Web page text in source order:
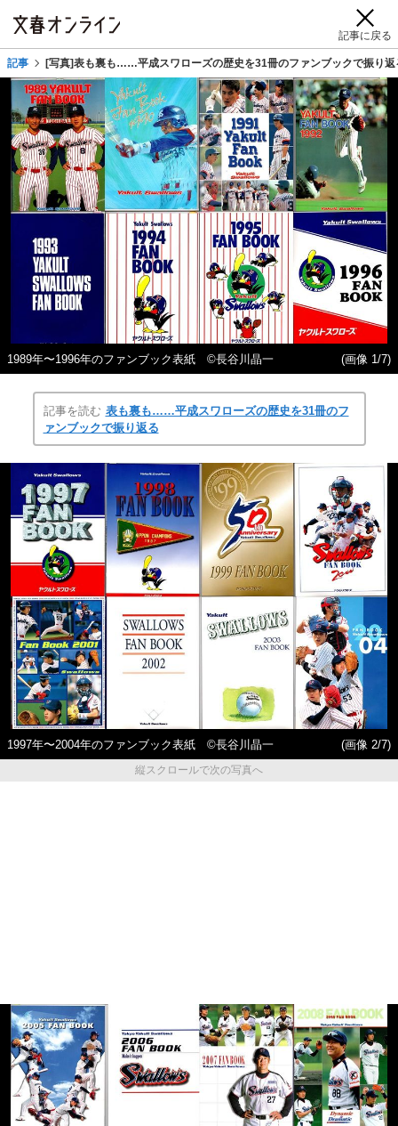
記事に戻る
記事 [写真]表も裏も……平成スワローズの歴史を31冊のファンブックで振り返
1989年〜1996年のファンブック表紙 ©長谷川晶一 (画像 1/7)
記事を読む 表も裏も……平成スワローズの歴史を31冊のフ
ァンブックで振り返る
1997年〜2004年のファンブック表紙 ©長谷川晶一
(画像 2/7)
縦スクロールで次の写真へ